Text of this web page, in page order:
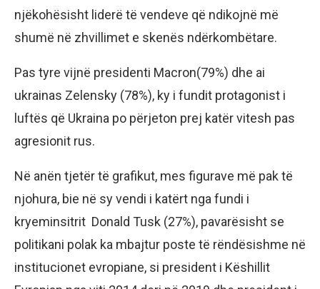
njëkohësisht liderë të vendeve që ndikojnë më
shumë në zhvillimet e skenës ndërkombëtare.
Pas tyre vijnë presidenti Macron(79%) dhe ai
ukrainas Zelensky (78%), ky i fundit protagonist i
luftës që Ukraina po përjeton prej katër vitesh pas
agresionit rus.
Në anën tjetër të grafikut, mes figurave më pak të
njohura, bie në sy vendi i katërt nga fundi i
kryeminsitrit Donald Tusk (27%), pavarësisht se
politikani polak ka mbajtur poste të rëndësishme në
institucionet evropiane, si president i Këshillit